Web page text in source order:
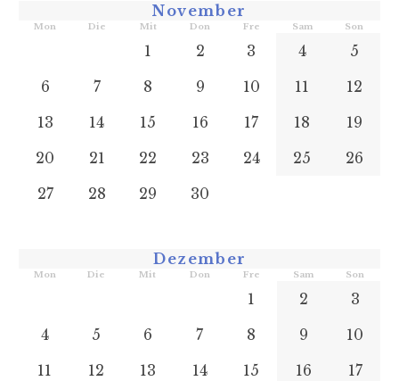
November
Mon Die Mit Don Fre Sam Son
1 2 3 4
5
6
7 8 9 10 11
12
13
14 15 16 17 18
19
20
21 22 23 24 25
26
27
28 29 30
Dezember
Mon Die Mit Don Fre Sam Son
1 2
3
4
5 6 7 8 9
10
11
12 13 14 15 16
17